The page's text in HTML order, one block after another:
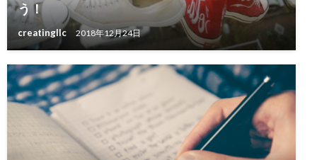
う！
creatingllc 2018年12月24日